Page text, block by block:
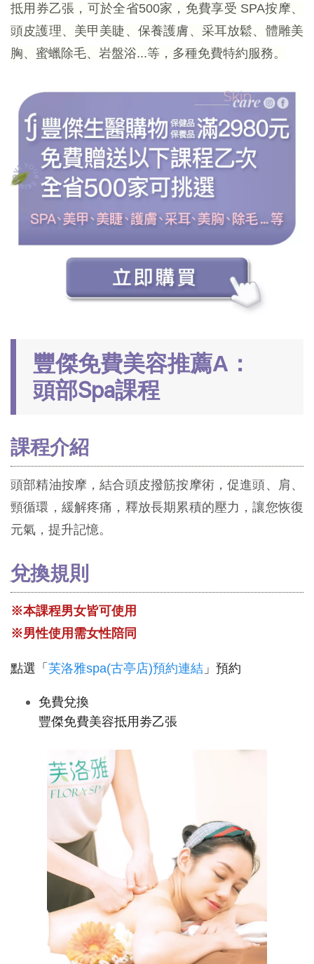
抵用券乙張，可於全省500家，免費享受 SPA按摩、
頭皮護理、美甲美睫、保養護膚、采耳放鬆、體雕美
胸、蜜蠟除毛、岩盤浴...等，多種免費特約服務。
豐傑免費美容推薦A：
頭部Spa課程
課程介紹
頭部精油按摩，結合頭皮撥筋按摩術，促進頭、肩、
頸循環，緩解疼痛，釋放長期累積的壓力，讓您恢復
元氣，提升記憶。
兌換規則
※本課程男女皆可使用
※男性使用需女性陪同
點選「 芙洛雅spa(古亭店)預約連結 」預約
免費兌換
豐傑免費美容抵用劵乙張